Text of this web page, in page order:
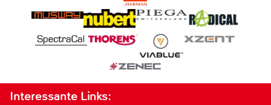
Interessante Links: